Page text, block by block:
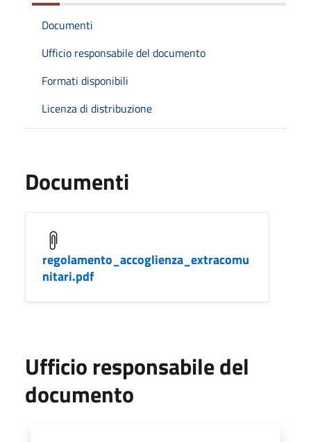
Documenti
Ufficio responsabile del documento
Formati disponibili
Licenza di distribuzione
Documenti
regolamento_accoglienza_extracomu
nitari.pdf
Ufficio responsabile del
documento